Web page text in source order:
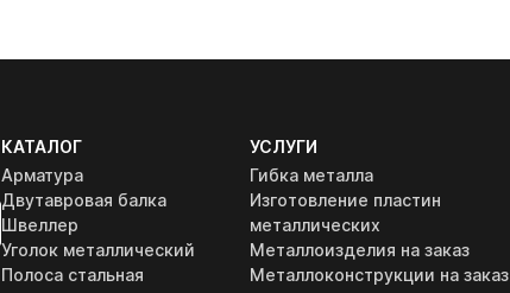
КАТАЛОГ
Арматура
Двутавровая балка
Швеллер
Уголок металлический
Полоса стальная
УСЛУГИ
Гибка металла
Изготовление пластин
металлических
Металлоизделия на заказ
Металлоконструкции на заказ